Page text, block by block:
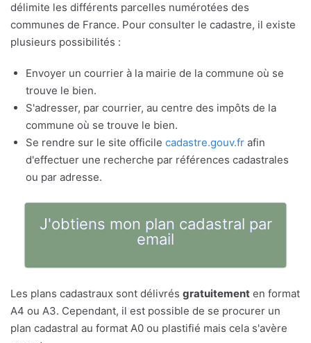
délimite les différents parcelles numérotées des
communes de France. Pour consulter le cadastre, il existe
plusieurs possibilités :
Envoyer un courrier à la mairie de la commune où se
trouve le bien.
S'adresser, par courrier, au centre des impôts de la
commune où se trouve le bien.
Se rendre sur le site officile cadastre.gouv.fr afin
d'effectuer une recherche par références cadastrales
ou par adresse.
J'obtiens mon plan cadastral par
email
Les plans cadastraux sont délivrés gratuitement en format
A4 ou A3. Cependant, il est possible de se procurer un
plan cadastral au format A0 ou plastifié mais cela s'avère